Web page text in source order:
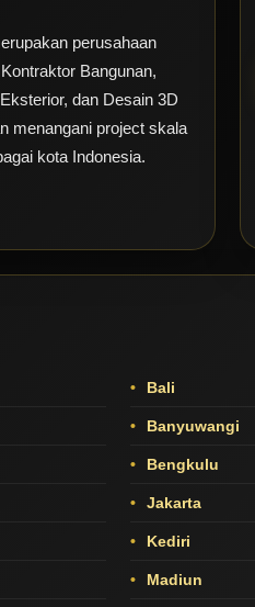
perusahaan
Bangunan,
dan Desain 3D
menangani project skala
kota Indonesia.
Bali
Banyuwangi
Bengkulu
Jakarta
Kediri
Madiun